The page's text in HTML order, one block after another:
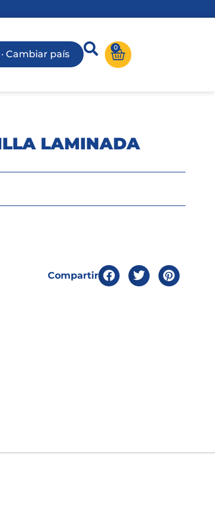
Cambiar país
0
LAMINADA
Compartir